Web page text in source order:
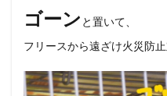
ゴーン と置いて、
フリースから遠ざけ火災防止